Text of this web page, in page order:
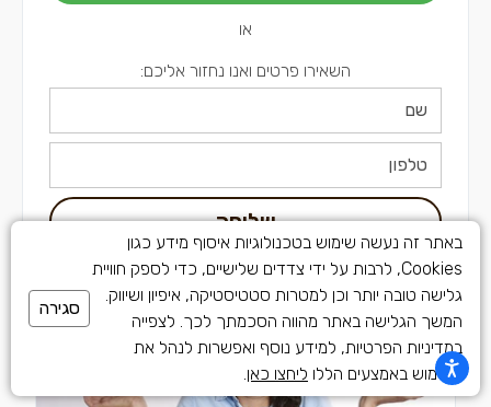
או
השאירו פרטים ואנו נחזור אליכם:
שליחה
באתר זה נעשה שימוש בטכנולוגיות איסוף מידע כגון
Cookies, לרבות על ידי צדדים שלישיים, כדי לספק חוויית
גלישה טובה יותר וכן למטרות סטטיסטיקה, איפיון ושיווק.
המשך הגלישה באתר מהווה הסכמתך לכך. לצפייה
במדיניות הפרטיות, למידע נוסף ואפשרות לנהל את
השימוש באמצעים הללו ליחצו כאן.
סגירה